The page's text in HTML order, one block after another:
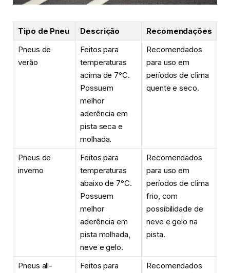
Tipo de Pneu Descrição
Recomendações
Pneus de
verão
Feitos para
temperaturas
acima de 7°C.
Possuem
melhor
aderência em
pista seca e
molhada.
Recomendados
para uso em
períodos de clima
quente e seco.
Pneus de
inverno
Feitos para
temperaturas
abaixo de 7°C.
Possuem
melhor
aderência em
pista molhada,
neve e gelo.
Recomendados
para uso em
períodos de clima
frio, com
possibilidade de
neve e gelo na
pista.
Pneus all-
Feitos para
Recomendados